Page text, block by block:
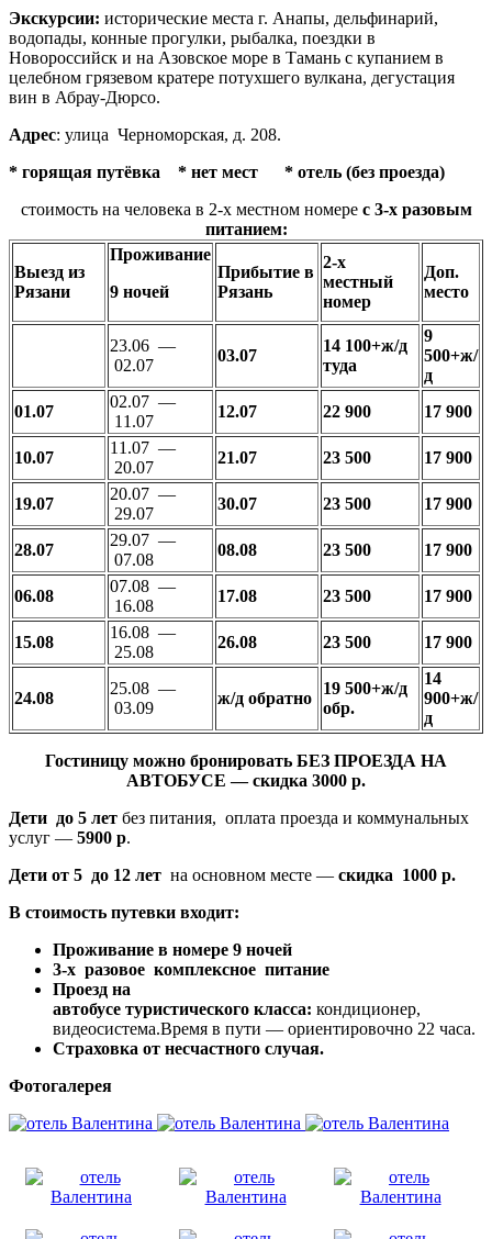
Экскурсии: исторические места г. Анапы, дельфинарий,
водопады, конные прогулки, рыбалка, поездки в
Новороссийск и на Азовское море в Тамань с купанием в
целебном грязевом кратере потухшего вулкана, дегустация
вин в Абрау-Дюрсо.
Адрес: улица Черноморская, д. 208.
* горящая путёвка * нет мест * отель (без проезда)
стоимость на человека в 2-х местном номере с 3-х разовым
питанием:
Выезд из
Рязани
Проживание
9 ночей
Прибытие в
Рязань
2-х
местный
номер
Доп.
место
23.06 —
02.07
03.07
14 100+ж/д
туда
9
500+ж/
д
01.07
02.07 —
11.07
12.07 22 900 17 900
10.07
11.07 —
20.07
21.07 23 500 17 900
19.07
20.07 —
29.07
30.07 23 500 17 900
28.07
29.07 —
07.08
08.08 23 500 17 900
06.08
07.08 —
16.08
17.08 23 500 17 900
15.08
16.08 —
25.08
26.08 23 500 17 900
24.08
25.08 —
03.09
ж/д обратно
19 500+ж/д
обр.
14
900+ж/
д
Гостиницу можно бронировать БЕЗ ПРОЕЗДА НА
АВТОБУСЕ — скидка 3000 р.
Дети до 5 лет без питания, оплата проезда и коммунальных
услуг — 5900 р.
Дети от 5 до 12 лет на основном месте — скидка 1000 р.
В стоимость путевки входит:
Проживание в номере 9 ночей
3-х разовое комплексное питание
Проезд на
автобусе туристического класса: кондиционер,
видеосистема.Время в пути — ориентировочно 22 часа.
Страховка от несчастного случая.
Фотогалерея